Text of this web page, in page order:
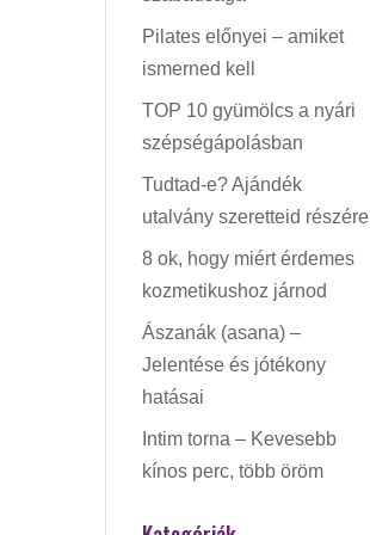
Pilates előnyei – amiket
ismerned kell
TOP 10 gyümölcs a nyári
szépségápolásban
Tudtad-e? Ajándék
utalvány szeretteid részére
8 ok, hogy miért érdemes
kozmetikushoz járnod
Ászanák (asana) –
Jelentése és jótékony
hatásai
Intim torna – Kevesebb
kínos perc, több öröm